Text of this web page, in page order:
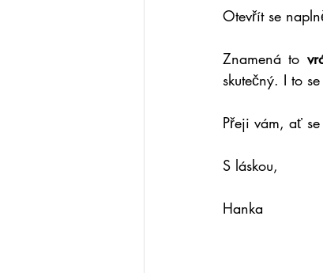
Otevřít se
Znamená to
skutečný. I to
Přeji vám, ať
S láskou,
Hanka